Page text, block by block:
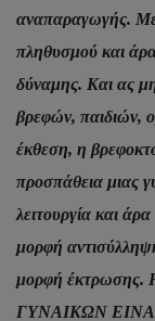
αναπαραγωγής. Με
πληθυσμού και
δύναμης. Και ας
βρεφών, παιδιών,
έκθεση, η
προσπάθεια μιας
λειτουργία και
μορφή
μορφή
ΓΥΝΑΙΚΩΝ